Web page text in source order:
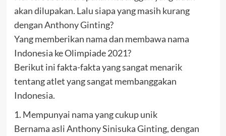
akan dilupakan. Lalu siapa yang masih kurang
dengan Anthony Ginting?
Yang memberikan nama dan membawa nama
Indonesia ke Olimpiade 2021?
Berikut ini fakta-fakta yang sangat menarik
tentang atlet yang sangat membanggakan
Indonesia.
1. Mempunyai nama yang cukup unik
Bernama asli Anthony Sinisuka Ginting, dengan